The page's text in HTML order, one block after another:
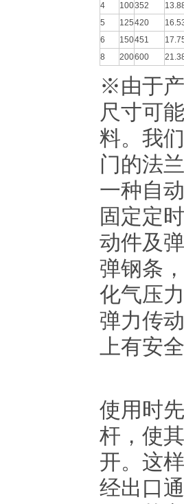
4
100352
5
125420
6
150451
8
200600
※由于
尺寸可
料。我
门的法
一种自
固定定
动件及
弹钢条
化气压
弹力传
上有安
使用时
杆，使
开。这
经出口